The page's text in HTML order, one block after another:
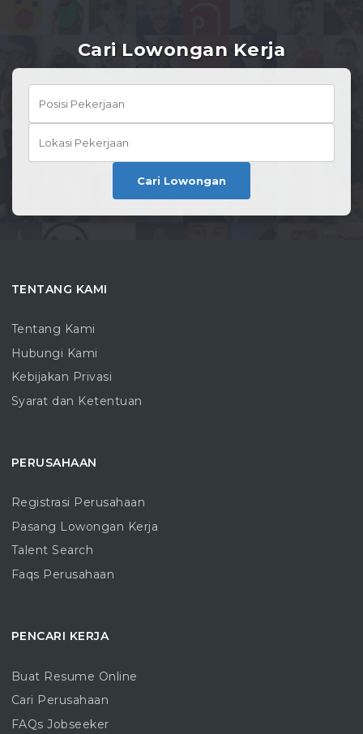
Cari Lowongan Kerja
Cari Lowongan
TENTANG KAMI
Tentang Kami
Hubungi Kami
Kebijakan Privasi
Syarat dan Ketentuan
PERUSAHAAN
Registrasi Perusahaan
Pasang Lowongan Kerja
Talent Search
Faqs Perusahaan
PENCARI KERJA
Buat Resume Online
Cari Perusahaan
FAQs Jobseeker